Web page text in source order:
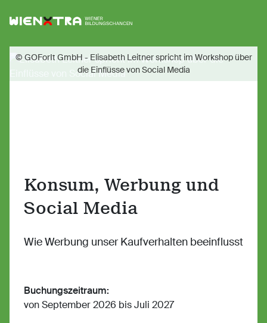
Logo Wiener Bildungschancen
Konsum, Werbung und
Social Media
Wie Werbung unser Kaufverhalten beeinflusst
Buchungszeitraum:
von September 2026 bis Juli 2027
© GOForIt GmbH - Elisabeth Leitner spricht im Workshop über
die Einflüsse von Social Media